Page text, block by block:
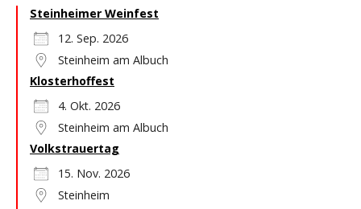
Steinheimer Weinfest
12. Sep. 2026
Steinheim am Albuch
Klosterhoffest
4. Okt. 2026
Steinheim am Albuch
Volkstrauertag
15. Nov. 2026
Steinheim